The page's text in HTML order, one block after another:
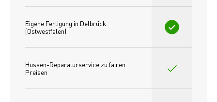
Eigene Fertigung in Delbrück
(Ostwestfalen)
Hussen-Reparaturservice zu fairen
Preisen​